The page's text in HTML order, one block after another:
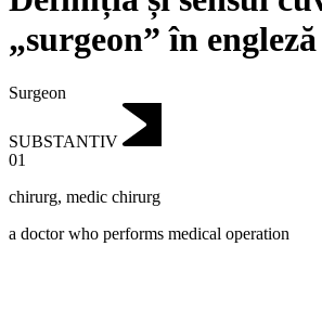
„surgeon” în engleză
Surgeon
SUBSTANTIV
01
chirurg, medic chirurg
a doctor who performs medical operation